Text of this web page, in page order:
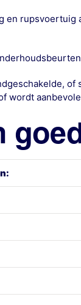
en
wordt